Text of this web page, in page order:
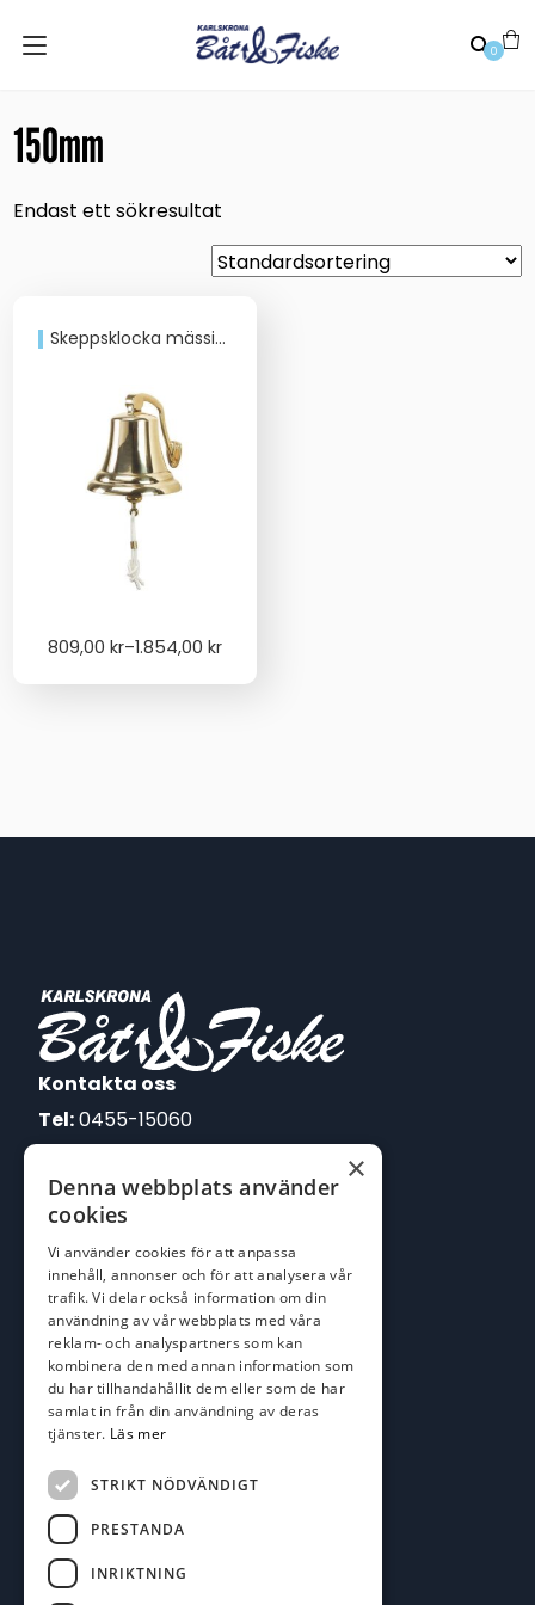
0
150mm
Endast ett sökresultat
Skeppsklocka mässing
809,00kr–1.854,00kr
Price
Kontakta oss
Tel:0455-15060
E-post:
johan@batofiske.se
kim@batofiske.se
Adress
Karlskrona Båt & Fiske AB
Lallerstedts gata 4
371 54 Karlskrona
Följ oss
Facebook
×
Denna webbplats använder
cookies
Vi använder cookies för att anpassa
innehåll, annonser och för att analysera vår
trafik. Vi delar också information om din
användning av vår webbplats med våra
reklam- och analyspartners som kan
kombinera den med annan information som
du har tillhandahållit dem eller som de har
samlat in från din användning av deras
tjänster. Läs mer
STRIKT NÖDVÄNDIGT
PRESTANDA
INRIKTNING